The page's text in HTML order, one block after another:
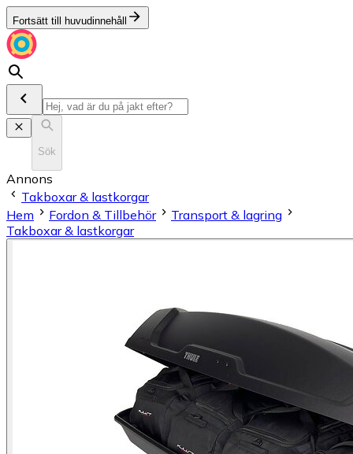
Fortsätt till huvudinnehåll
Sök
Annons
Takboxar & lastkorgar
Hem
Fordon & Tillbehör
Transport & lagring
Takboxar & lastkorgar